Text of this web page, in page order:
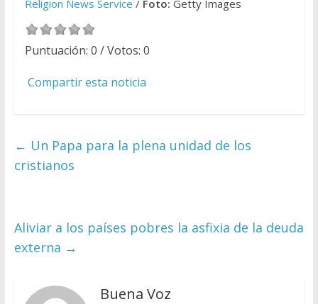
Religion News Service / Foto: Getty Images
Puntuación: 0 / Votos: 0
Compartir esta noticia
← Un Papa para la plena unidad de los
cristianos
Aliviar a los países pobres la asfixia de la deuda
externa →
Buena Voz